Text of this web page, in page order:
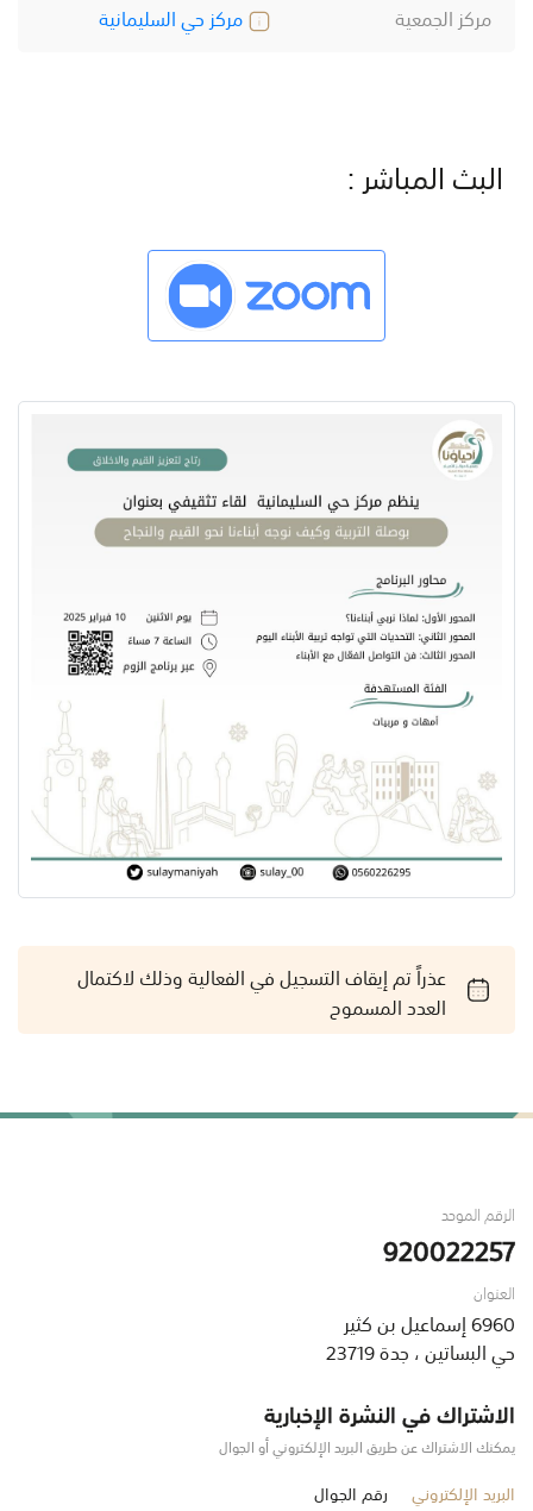
مركز الجمعية
مركز حي السليمانية
البث المباشر :
عذراً تم إيقاف التسجيل في الفعالية وذلك لاكتمال
العدد المسموح
الرقم الموحد
920022257
العنوان
6960 إسماعيل بن كثير
حي البساتين ، جدة 23719
الاشتراك في النشرة الإخبارية
يمكنك الاشتراك عن طريق البريد الإلكتروني أو الجوال
البريد الإلكتروني رقم الجوال